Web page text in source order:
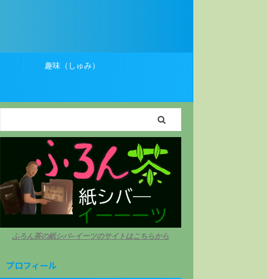
趣味（しゅみ）
ふろん茶の紙シバ−イーツのサイトはこちらから
プロフィール